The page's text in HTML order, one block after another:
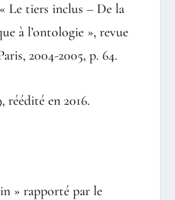
Le tiers inclus – De la
à l’ontologie », revue
2004-2005, p. 64.
réédité en 2016.
» rapporté par le